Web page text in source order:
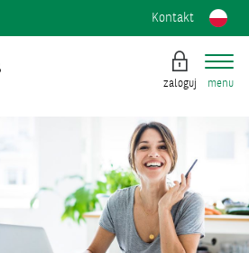
Kontakt
zaloguj menu